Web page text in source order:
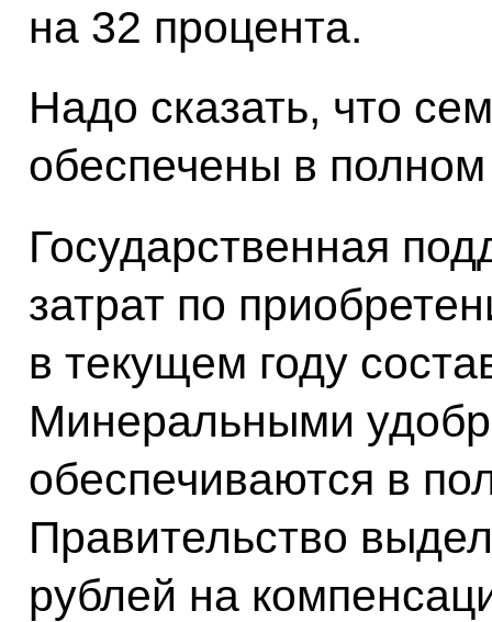
на 32 процента.
Надо сказать, что
обеспечены в
Государственная
затрат по
в текущем году
Минеральными
обеспечиваются в
Правительство
рублей на